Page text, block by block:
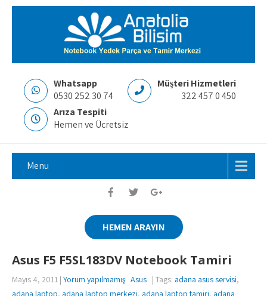
Whatsapp
0530 252 30 74
Müşteri Hizmetleri
322 457 0 450
Arıza Tespiti
Hemen ve Ücretsiz
Menu
HEMEN ARAYIN
Asus F5 F5SL183DV Notebook Tamiri
Mayıs 4, 2011 | Yorum yapılmamış Asus | Tags: adana asus servisi,
adana laptop, adana laptop merkezi, adana laptop tamiri, adana